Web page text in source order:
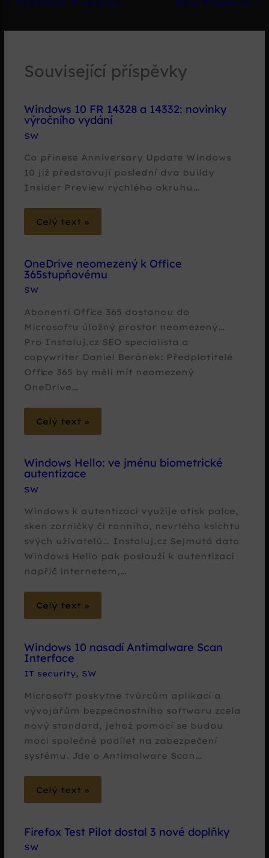
Související příspěvky
Windows 10 FR 14328 a 14332: novinky
výročního vydání
SW
Co přinese Anniversary Update Windows
10 již představují poslední dva buildy
Insider Preview rychlého okruhu…
Celý text »
OneDrive neomezený k Office
365stupňovému
SW
Abonenti Office 365 dostanou do
Microsoftu úložný prostor neomezený…
Pro Instaluj.cz SEO specialista a
copywriter Daniel Beránek: Předplatitelé
Office 365 by měli mít neomezený
OneDrive…
Celý text »
Windows Hello: ve jménu biometrické
autentizace
SW
Windows k autentizaci využije otisk palce,
sken zorničky či ranního, nevrlého ksichtu
svých uživatelů… Instaluj.cz Sejmutá data
Windows Hello pak poslouží k autentizaci
napříč internetem,…
Celý text »
Windows 10 nasadí Antimalware Scan
Interface
IT security, SW
Microsoft poskytne tvůrcům aplikací a
vývojářům bezpečnostního softwaru zcela
nový standard, jehož pomocí se budou
moci společně podílet na zabezpečení
systému. Jde o Antimalware Scan…
Celý text »
Firefox Test Pilot dostal 3 nové doplňky
SW